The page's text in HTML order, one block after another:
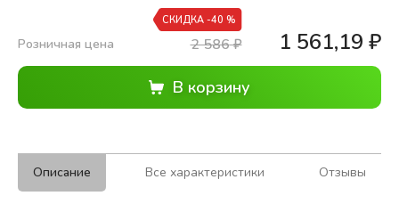
Розничная цена 2 586₽
СКИДКА -40 %
1 561,19 ₽
Описание Все характеристики Отзывы